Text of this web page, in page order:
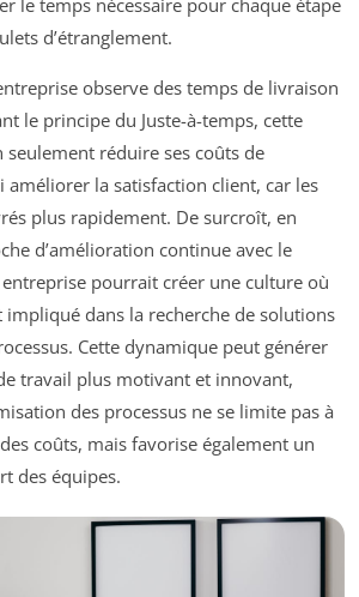
le temps nécessaire pour chaque étape
d’étranglement.
observe des temps de livraison
le principe du Juste-à-temps, cette
réduire ses coûts de
améliorer la satisfaction client, car les
plus rapidement. De surcroît, en
d’amélioration continue avec le
pourrait créer une culture où
impliqué dans la recherche de solutions
Cette dynamique peut générer
travail plus motivant et innovant,
des processus ne se limite pas à
coûts, mais favorise également un
des équipes.